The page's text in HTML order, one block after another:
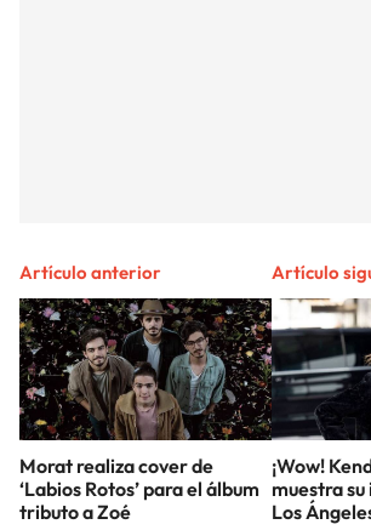
Artículo anterior
Morat realiza cover de
‘Labios Rotos’ para el álbum
tributo a Zoé
Artículo
¡Wow!
muestra
Los